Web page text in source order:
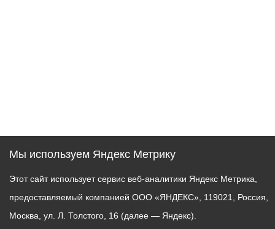
Мы используем Яндекс Метрику
Этот сайт использует сервис веб-аналитики Яндекс Метрика,
предоставляемый компанией ООО «ЯНДЕКС», 119021, Россия,
Москва, ул. Л. Толстого, 16 (далее — Яндекс).